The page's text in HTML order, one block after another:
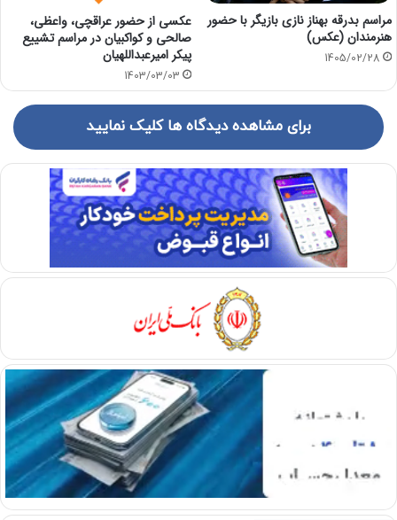
مراسم بدرقه بهناز نازی بازیگر با حضور
هنرمندان (عکس)
1405/02/28
عکسی از حضور عراقچی، واعظی،
صالحی و کواکبیان در مراسم تشییع
پیکر امیرعبداللهیان
1403/03/03
برای مشاهده دیدگاه ها کلیک نمایید